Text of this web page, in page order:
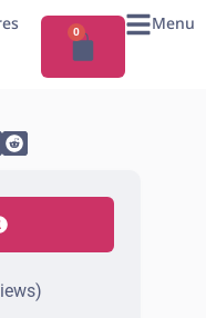
0 Menu